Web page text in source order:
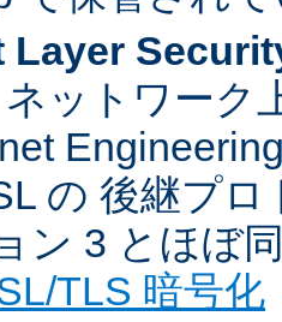
Layer
ットワーク
の 後継プ
ン 3 とほぼ
TLS 暗号化